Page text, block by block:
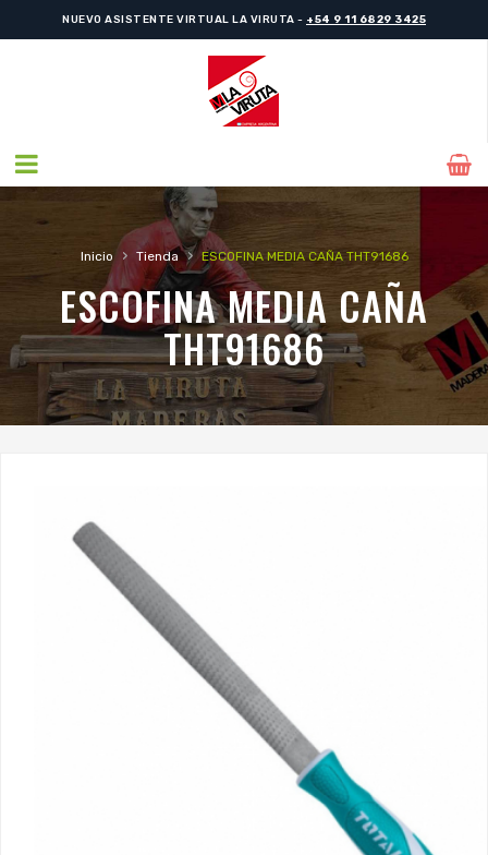
NUEVO ASISTENTE VIRTUAL LA VIRUTA - +54 9 11 6829 3425
Inicio › Tienda › ESCOFINA MEDIA CAÑA THT91686
ESCOFINA MEDIA CAÑA
THT91686